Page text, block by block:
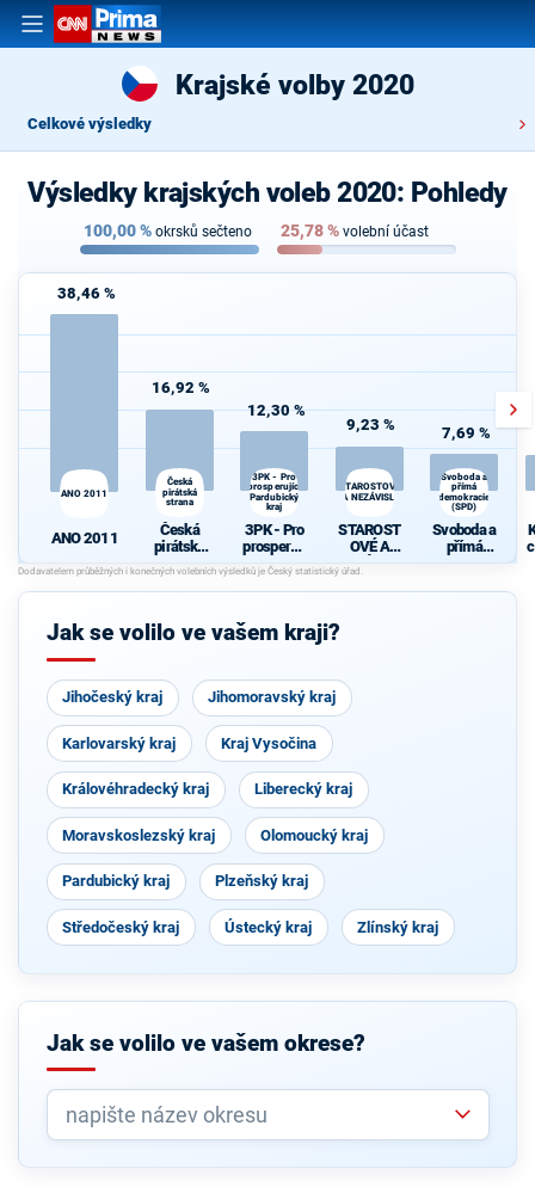
Krajské volby 2020
Celkové výsledky
Výsledky krajských voleb 2020: Pohledy
100,00% okrsků sečteno 25,78% volební účast
38,46 %
ANO 2011
ANO 2011
16,92 %
Česká
pirátská
strana
Česká
pirátská
strana
12,30 %
3PK - Pro
prosperující
Pardubický
kraj
3PK - Pro
prosperují
cí
Pardubick
ý kraj
9,23 %
STAROSTOVÉ
A NEZÁVISLÍ
STAROST
OVÉ A
NEZÁVISL
7,69 %
Svoboda a
přímá
demokracie
(SPD)
Svoboda a
přímá
demokraci
Jak se volilo ve vašem kraji?
Jihočeský kraj Jihomoravský kraj
Karlovarský kraj Kraj Vysočina
Královéhradecký kraj Liberecký kraj
Moravskoslezský kraj Olomoucký kraj
Pardubický kraj Plzeňský kraj
Středočeský kraj Ústecký kraj Zlínský kraj
Jak se volilo ve vašem okrese?